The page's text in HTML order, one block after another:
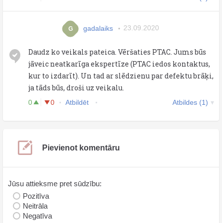
G gadalaiks 23.09.2020
Daudz ko veikals pateica. Vēršaties PTAC. Jums būs
jāveic neatkarīga ekspertīze (PTAC iedos kontaktus,
kur to izdarīt). Un tad ar slēdzienu par defektu brāķi,
ja tāds būs, droši uz veikalu.
0 0 Atbildēt Atbildes (1)
Pievienot komentāru
Jūsu attieksme pret sūdzību:
Pozitīva
Neitrāla
Negatīva